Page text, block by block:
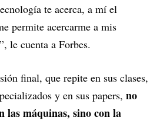
te acerca, a mí el
permite acercarme a mis
le cuenta a Forbes.
final, que repite en sus clases,
y en sus papers, no
las máquinas, sino con la